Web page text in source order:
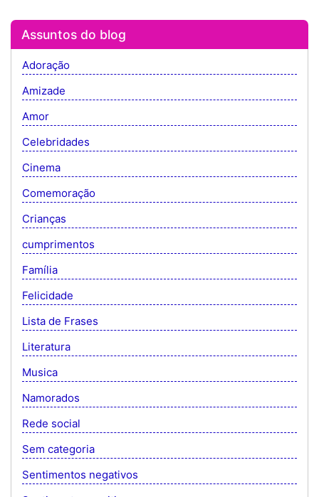
Assuntos do blog
Adoração
Amizade
Amor
Celebridades
Cinema
Comemoração
Crianças
cumprimentos
Família
Felicidade
Lista de Frases
Literatura
Musica
Namorados
Rede social
Sem categoria
Sentimentos negativos